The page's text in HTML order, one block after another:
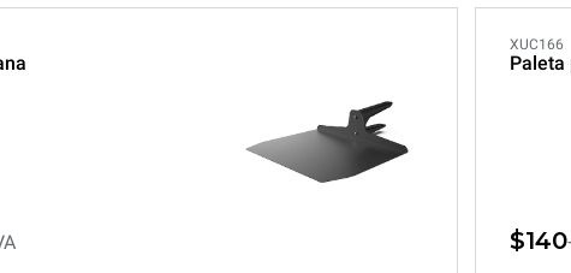
XUC166
Paleta
$140